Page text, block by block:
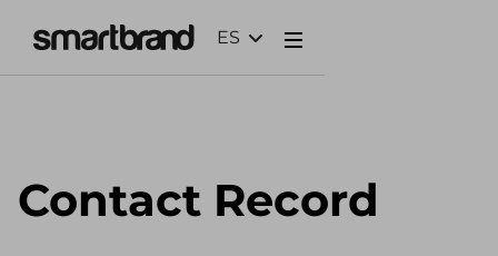
ES
Contact Record